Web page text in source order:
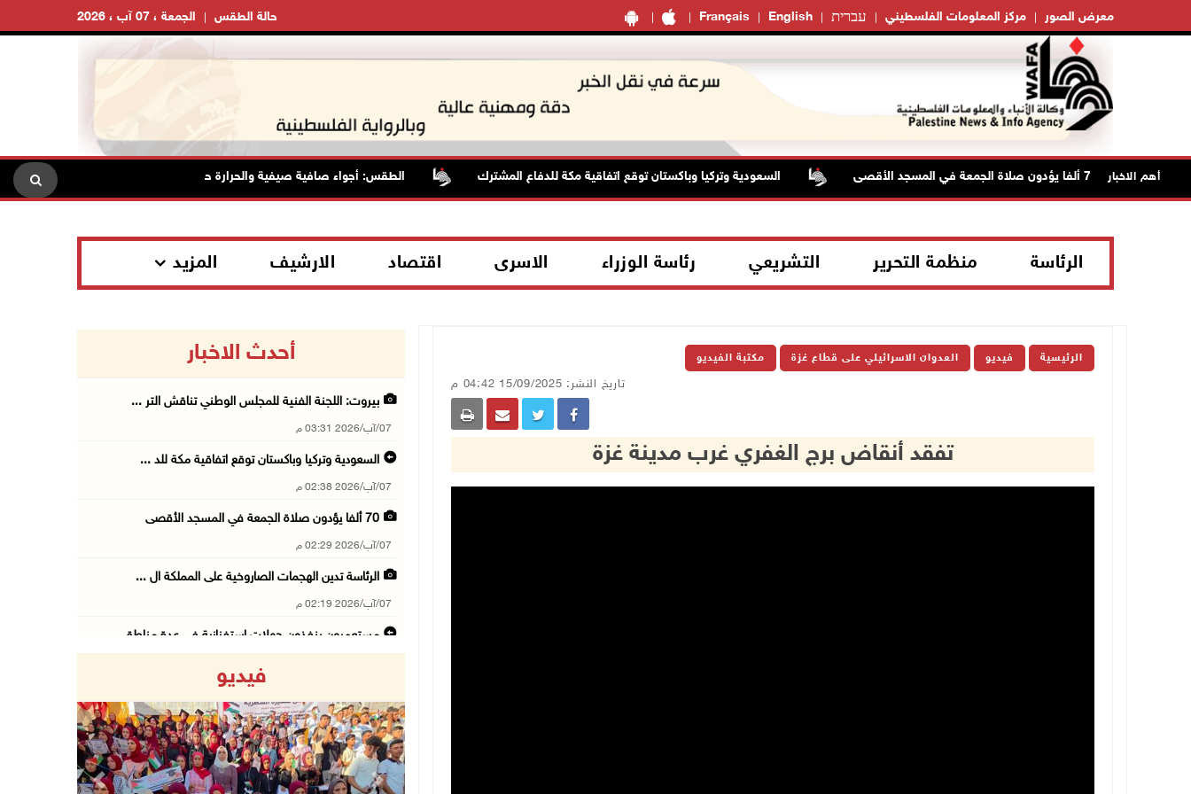
Français English עברית مركز المعلومات الفلسطيني معرض الصور الجمعة ، 07 آب ، 2026 حالة الطقس
أهم الاخبار
70 ألفا يؤدون صلاة الجمعة في المسجد الأقصى السعودية وتركيا وباكستان توقع اتفاقية مكة للدفاع المشترك الطقس: أجواء صافية صيفية والحرارة حول معدلها العام محافظة
الرئاسة منظمة التحرير التشريعي رئاسة الوزراء الاسرى اقتصاد الارشيف المزيد
الرئيسية فيديو العدوان الاسرائيلي على قطاع غزة مكتبة الفيديو
تاريخ النشر: 15/09/2025 04:42 م
تفقد أنقاض برج الغفري غرب مدينة غزة
أحدث الاخبار
بيروت: اللجنة الفنية للمجلس الوطني تناقش التر ...
07/آب/2026 03:31 م
السعودية وتركيا وباكستان توقع اتفاقية مكة للد ...
07/آب/2026 02:38 م
70 ألفا يؤدون صلاة الجمعة في المسجد الأقصى
07/آب/2026 02:29 م
الرئاسة تدين الهجمات الصاروخية على المملكة ال ...
07/آب/2026 02:19 م
مستعمرون ينفذون جولات استفزازية في عدة مناطق ...
07/آب/2026 01:41 م
مستعمرون يهاجمون صهريجا للمياه في خلايل اللوز ...
07/آب/2026 01:38 م
فيديو
Previous Next